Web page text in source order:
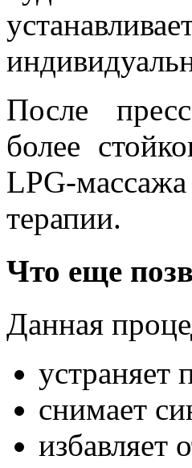
После
более
LPG-
терапии.
Что еще
Данная
устраняет
снимает
избавляет